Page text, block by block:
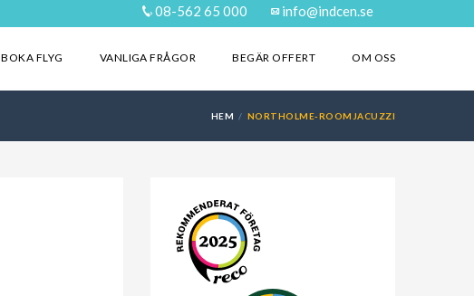
08-562 65 000 info@indcen.se
BOKA FLYG VANLIGA FRÅGOR BEGÄR OFFERT OM OSS
HEM NORTHOLME-ROOMJACUZZI